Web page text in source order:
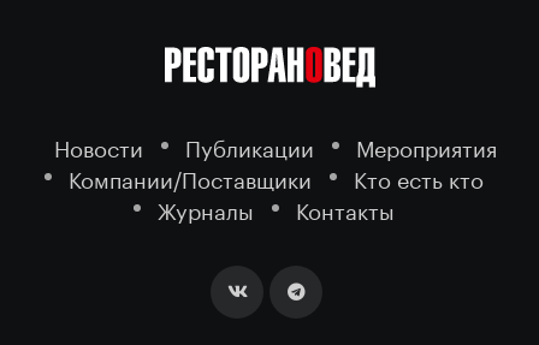
Новости Публикации
Мероприятия
Компании/Поставщики
Кто есть кто
Журналы
Контакты